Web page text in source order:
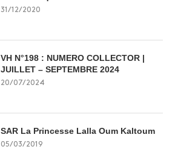
31/12/2020
VH N°198 : NUMERO COLLECTOR |
JUILLET – SEPTEMBRE 2024
20/07/2024
SAR La Princesse Lalla Oum Kaltoum
05/03/2019